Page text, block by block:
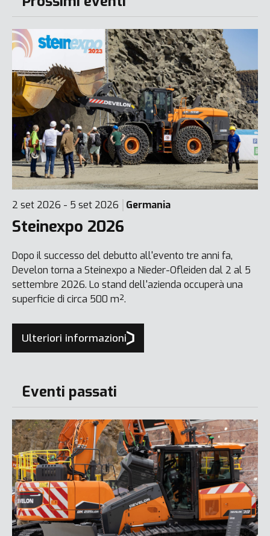
2 set 2026 - 5 set 2026 Germania
Steinexpo 2026
Dopo il successo del debutto all'evento tre anni fa,
Develon torna a Steinexpo a Nieder-Ofleiden dal 2 al 5
settembre 2026. Lo stand dell'azienda occuperà una
superficie di circa 500 m².
Ulteriori informazioni
Eventi passati